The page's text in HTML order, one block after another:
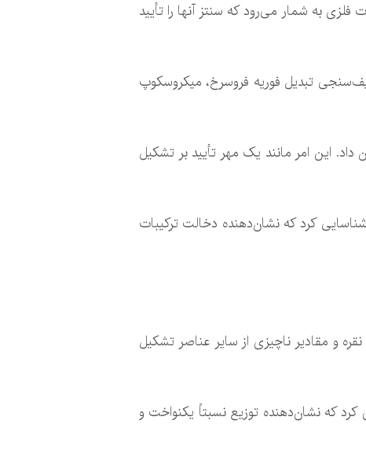
به شمار می‌رود که سنتز آنها را تأیید
تبدیل فوریه فروسرخ، میکروسکوپ
نانوذرات نقره – نشان داد. این امر مانند یک مهر تأیید بر تشکیل
کرد که نشان‌دهنده دخالت ترکیبات
پرتو ایکس، ترکیب عنصری نانوذرات را تأیید کرد که بخش عمده آن را ۵۸.۰۸ درصد نقره و مقادیر ناچیزی از سایر عناصر تشکیل
هیدرودینامیکی ذرات را تقریباً ۶۴ نانومتر با شاخص پراکندگی ۰.۳۸۵ اندازه‌گیری کرد که نشان‌دهنده توزیع نسبتاً یکنواخت و